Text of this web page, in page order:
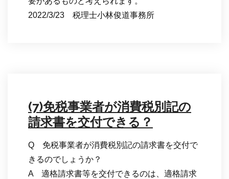
2022/3/23 税理士小林俊道事務所
(7)免税事業者が消費税別記の
請求書を交付できる？
Q 免税事業者が消費税別記の請求書を交付で
きるのでしょうか？
A 適格請求書等を交付できるのは、適格請求